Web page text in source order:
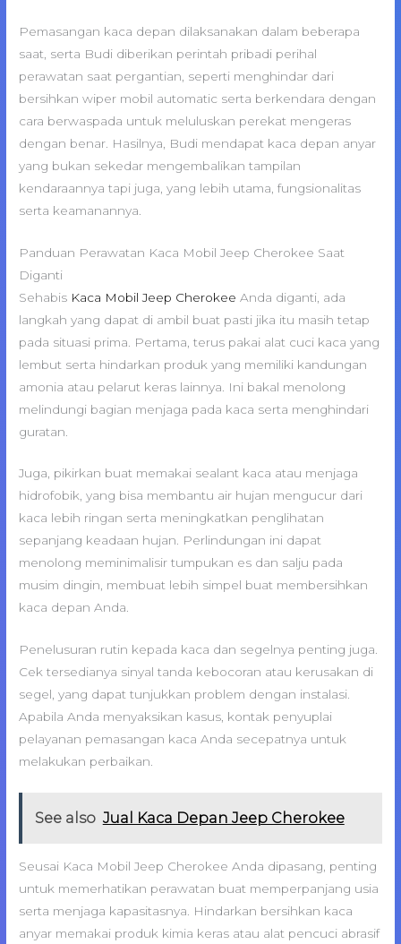
Pemasangan kaca depan dilaksanakan dalam beberapa
saat, serta Budi diberikan perintah pribadi perihal
perawatan saat pergantian, seperti menghindar dari
bersihkan wiper mobil automatic serta berkendara dengan
cara berwaspada untuk meluluskan perekat mengeras
dengan benar. Hasilnya, Budi mendapat kaca depan anyar
yang bukan sekedar mengembalikan tampilan
kendaraannya tapi juga, yang lebih utama, fungsionalitas
serta keamanannya.
Panduan Perawatan Kaca Mobil Jeep Cherokee Saat
Diganti
Sehabis Kaca Mobil Jeep Cherokee Anda diganti, ada
langkah yang dapat di ambil buat pasti jika itu masih tetap
pada situasi prima. Pertama, terus pakai alat cuci kaca yang
lembut serta hindarkan produk yang memiliki kandungan
amonia atau pelarut keras lainnya. Ini bakal menolong
melindungi bagian menjaga pada kaca serta menghindari
guratan.
Juga, pikirkan buat memakai sealant kaca atau menjaga
hidrofobik, yang bisa membantu air hujan mengucur dari
kaca lebih ringan serta meningkatkan penglihatan
sepanjang keadaan hujan. Perlindungan ini dapat
menolong meminimalisir tumpukan es dan salju pada
musim dingin, membuat lebih simpel buat membersihkan
kaca depan Anda.
Penelusuran rutin kepada kaca dan segelnya penting juga.
Cek tersedianya sinyal tanda kebocoran atau kerusakan di
segel, yang dapat tunjukkan problem dengan instalasi.
Apabila Anda menyaksikan kasus, kontak penyuplai
pelayanan pemasangan kaca Anda secepatnya untuk
melakukan perbaikan.
See also Jual Kaca Depan Jeep Cherokee
Seusai Kaca Mobil Jeep Cherokee Anda dipasang, penting
untuk memerhatikan perawatan buat memperpanjang usia
serta menjaga kapasitasnya. Hindarkan bersihkan kaca
anyar memakai produk kimia keras atau alat pencuci abrasif